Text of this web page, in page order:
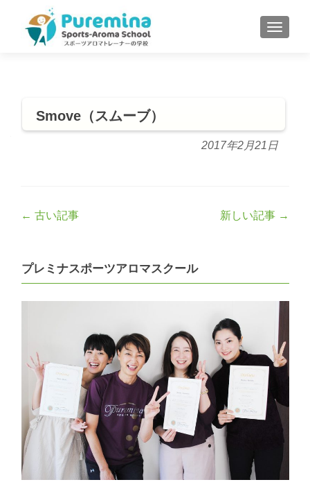
MENU
Smove（スムーブ）
2017年2月21日
Post
← 古い記事 新しい記事 →
プレミナスポーツアロマスクール